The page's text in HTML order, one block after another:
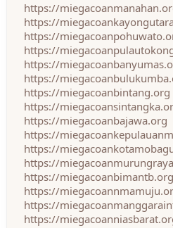
https://
https://
https://
https://
https://
https://
https://miegacoanbintang.org
https://
https://miegacoanbajawa.org
https://
https://
https://
https://miegacoanbimantb.org
https://
https://
https://